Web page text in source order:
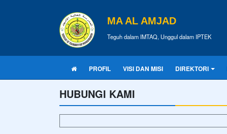
MA AL AMJAD
Teguh dalam IMTAQ, Unggul dalam IPTEK
PROFIL VISI DAN MISI DIREKTORI
HUBUNGI KAMI